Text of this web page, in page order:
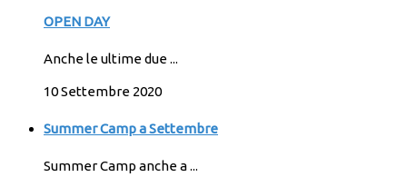
OPEN DAY
Anche le ultime due ...
10 Settembre 2020
Summer Camp a Settembre
Summer Camp anche a ...